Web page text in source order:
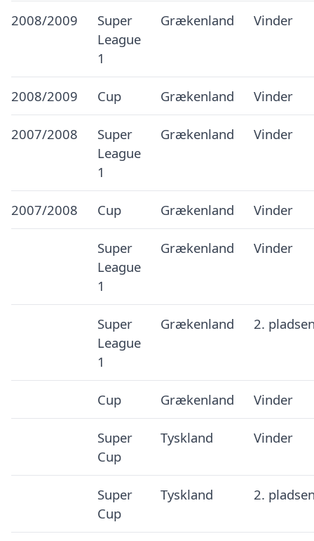
2008/2009
Super
League
1
Grækenland Vinder
2008/2009 Cup Grækenland Vinder
2007/2008
Super
League
1
Grækenland Vinder
2007/2008 Cup Grækenland Vinder
Super
League
1
Grækenland Vinder
Super
League
1
Grækenland 2.
Cup Grækenland Vinder
Super
Cup
Tyskland Vinder
Super
Cup
Tyskland 2.